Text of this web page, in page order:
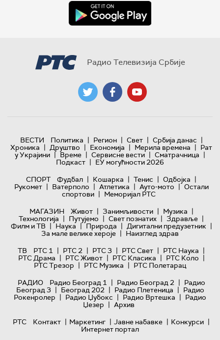
Радио Телевизија Србије
ВЕСТИ Политика | Регион | Свет | Србија данас |
Хроника | Друштво | Економија | Мерила времена | Рат
у Украјини | Време | Сервисне вести | Сматрачница |
Подкаст | ЕУ могућности 2026
СПОРТ
Фудбал | Кошарка | Тенис | Одбојка |
Рукомет | Ватерполо | Атлетика | Ауто-мото | Остали
спортови | Меморијал РТС
МАГАЗИН
Живот | Занимљивости | Музика |
Технологијa | Путујемо | Свет познатих | Здравље |
Филм и ТВ | Наука | Природа | Дигитални предузетник |
За мале велике хероје | Наизглед здрав
ТВ
РТС 1 | РТС 2 | РТС 3 | РТС Свет | РТС Наука |
РТС Драма | РТС Живот | РТС Класика | РТС Коло |
РТС Трезор | РТС Музика | РТС Полетарац
РАДИО
Радио Београд 1 | Радио Београд 2 | Радио
Београд 3 | Београд 202 | Радио Плетеница | Радио
Рокенролер | Радио Џубокс | Радио Вртешка | Радио
Џезер | Архив
РТС
Контакт | Маркетинг | Јавне набавке | Конкурси |
Интернет портал